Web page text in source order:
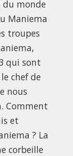
du monde
Maniema
troupes
qui sont
chef de
nous
Comment
et
? La
corbeille